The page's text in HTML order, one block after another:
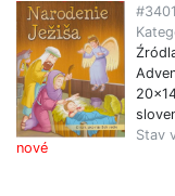
nové
Stav